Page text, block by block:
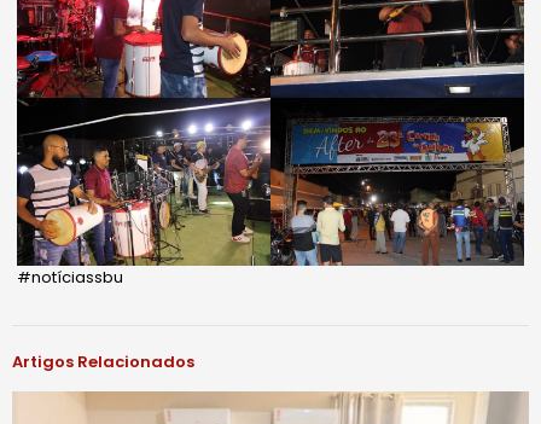
#notíciassbu
Artigos Relacionados